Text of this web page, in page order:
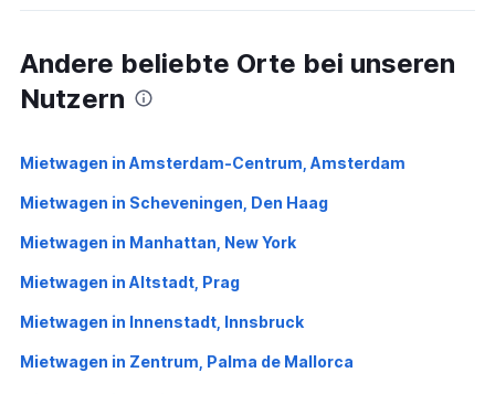
Andere beliebte Orte bei unseren
Nutzern
Mietwagen in Amsterdam-Centrum, Amsterdam
Mietwagen in Scheveningen, Den Haag
Mietwagen in Manhattan, New York
Mietwagen in Altstadt, Prag
Mietwagen in Innenstadt, Innsbruck
Mietwagen in Zentrum, Palma de Mallorca